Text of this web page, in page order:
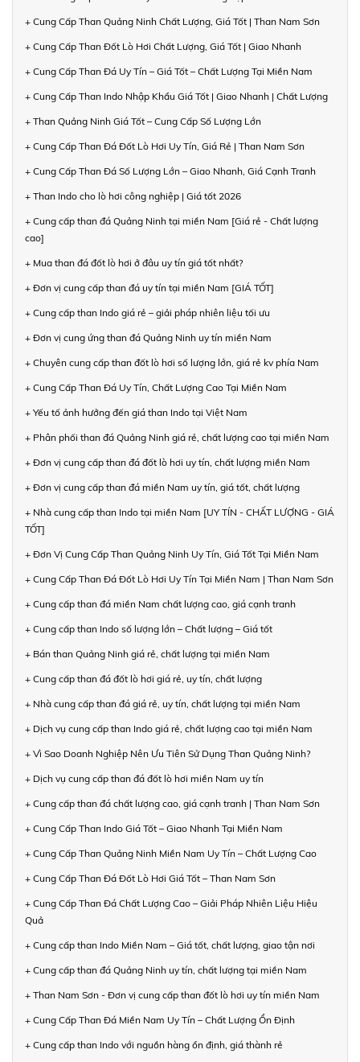
+ Cung Cấp Than Quảng Ninh Chất Lượng, Giá Tốt | Than Nam Sơn
+ Cung Cấp Than Đốt Lò Hơi Chất Lượng, Giá Tốt | Giao Nhanh
+ Cung Cấp Than Đá Uy Tín – Giá Tốt – Chất Lượng Tại Miền Nam
+ Cung Cấp Than Indo Nhập Khẩu Giá Tốt | Giao Nhanh | Chất Lượng
+ Than Quảng Ninh Giá Tốt – Cung Cấp Số Lượng Lớn
+ Cung Cấp Than Đá Đốt Lò Hơi Uy Tín, Giá Rẻ | Than Nam Sơn
+ Cung Cấp Than Đá Số Lượng Lớn – Giao Nhanh, Giá Cạnh Tranh
+ Than Indo cho lò hơi công nghiệp | Giá tốt 2026
+ Cung cấp than đá Quảng Ninh tại miền Nam [Giá rẻ - Chất lượng
cao]
+ Mua than đá đốt lò hơi ở đâu uy tín giá tốt nhất?
+ Đơn vị cung cấp than đá uy tín tại miền Nam [GIÁ TỐT]
+ Cung cấp than Indo giá rẻ – giải pháp nhiên liệu tối ưu
+ Đơn vị cung ứng than đá Quảng Ninh uy tín miền Nam
+ Chuyên cung cấp than đốt lò hơi số lượng lớn, giá rẻ kv phía Nam
+ Cung Cấp Than Đá Uy Tín, Chất Lượng Cao Tại Miền Nam
+ Yếu tố ảnh hưởng đến giá than Indo tại Việt Nam
+ Phân phối than đá Quảng Ninh giá rẻ, chất lượng cao tại miền Nam
+ Đơn vị cung cấp than đá đốt lò hơi uy tín, chất lượng miền Nam
+ Đơn vị cung cấp than đá miền Nam uy tín, giá tốt, chất lượng
+ Nhà cung cấp than Indo tại miền Nam [UY TÍN - CHẤT LƯỢNG - GIÁ
TỐT]
+ Đơn Vị Cung Cấp Than Quảng Ninh Uy Tín, Giá Tốt Tại Miền Nam
+ Cung Cấp Than Đá Đốt Lò Hơi Uy Tín Tại Miền Nam | Than Nam Sơn
+ Cung cấp than đá miền Nam chất lượng cao, giá cạnh tranh
+ Cung cấp than Indo số lượng lớn – Chất lượng – Giá tốt
+ Bán than Quảng Ninh giá rẻ, chất lượng tại miền Nam
+ Cung cấp than đá đốt lò hơi giá rẻ, uy tín, chất lượng
+ Nhà cung cấp than đá giá rẻ, uy tín, chất lượng tại miền Nam
+ Dịch vụ cung cấp than Indo giá rẻ, chất lượng cao tại miền Nam
+ Vì Sao Doanh Nghiệp Nên Ưu Tiên Sử Dụng Than Quảng Ninh?
+ Dịch vụ cung cấp than đá đốt lò hơi miền Nam uy tín
+ Cung cấp than đá chất lượng cao, giá cạnh tranh | Than Nam Sơn
+ Cung Cấp Than Indo Giá Tốt – Giao Nhanh Tại Miền Nam
+ Cung Cấp Than Quảng Ninh Miền Nam Uy Tín – Chất Lượng Cao
+ Cung Cấp Than Đá Đốt Lò Hơi Giá Tốt – Than Nam Sơn
+ Cung Cấp Than Đá Chất Lượng Cao – Giải Pháp Nhiên Liệu Hiệu
Quả
+ Cung cấp than Indo Miền Nam – Giá tốt, chất lượng, giao tận nơi
+ Cung cấp than đá Quảng Ninh uy tín, chất lượng tại miền Nam
+ Than Nam Sơn - Đơn vị cung cấp than đốt lò hơi uy tín miền Nam
+ Cung Cấp Than Đá Miền Nam Uy Tín – Chất Lượng Ổn Định
+ Cung cấp than Indo với nguồn hàng ổn định, giá thành rẻ